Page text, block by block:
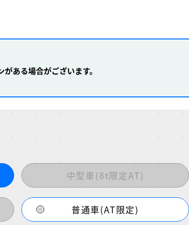
ある場合がございます。
中型車(8t限定AT)
普通車(AT限定)